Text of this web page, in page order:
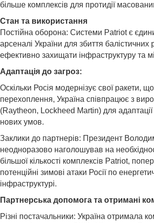
більше комплексів для протидії
Стан та використання
Постійна оборона: Системи Patriot є
арсеналі України для збиття
ефективно захищати інфраструктуру та
Адаптація до загроз:
Оскільки Росія модернізує свої ракети,
перехоплення, Україна співпрацює з
(Raytheon, Lockheed Martin) для
нових умов.
Заклики до партнерів: Президент
неодноразово наголошував на
більшої кількості комплексів Patriot,
потенційні зимові атаки Росії по
інфраструктурі.
Партнерська допомога та отримані
Різні постачальники: Україна отримала